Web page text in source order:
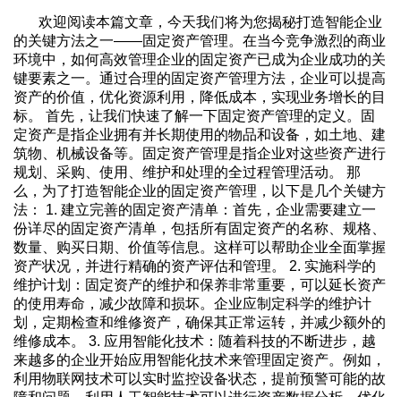
欢迎阅读本篇文章，今天我们将为您揭秘打造智能企业
的关键方法之一——固定资产管理。在当今竞争激烈的商业
环境中，如何高效管理企业的固定资产已成为企业成功的关
键要素之一。通过合理的固定资产管理方法，企业可以提高
资产的价值，优化资源利用，降低成本，实现业务增长的目
标。 首先，让我们快速了解一下固定资产管理的定义。固
定资产是指企业拥有并长期使用的物品和设备，如土地、建
筑物、机械设备等。固定资产管理是指企业对这些资产进行
规划、采购、使用、维护和处理的全过程管理活动。 那
么，为了打造智能企业的固定资产管理，以下是几个关键方
法： 1. 建立完善的固定资产清单：首先，企业需要建立一
份详尽的固定资产清单，包括所有固定资产的名称、规格、
数量、购买日期、价值等信息。这样可以帮助企业全面掌握
资产状况，并进行精确的资产评估和管理。 2. 实施科学的
维护计划：固定资产的维护和保养非常重要，可以延长资产
的使用寿命，减少故障和损坏。企业应制定科学的维护计
划，定期检查和维修资产，确保其正常运转，并减少额外的
维修成本。 3. 应用智能化技术：随着科技的不断进步，越
来越多的企业开始应用智能化技术来管理固定资产。例如，
利用物联网技术可以实时监控设备状态，提前预警可能的故